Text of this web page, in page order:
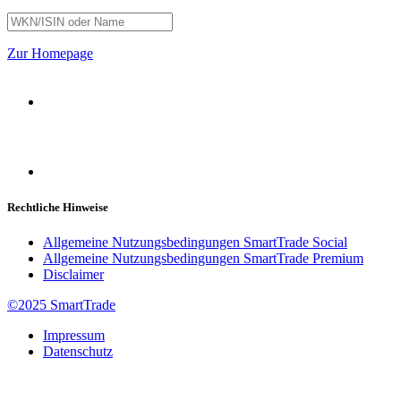
Zur Homepage
Rechtliche Hinweise
Allgemeine Nutzungsbedingungen SmartTrade Social
Allgemeine Nutzungsbedingungen SmartTrade Premium
Disclaimer
©2025 SmartTrade
Impressum
Datenschutz